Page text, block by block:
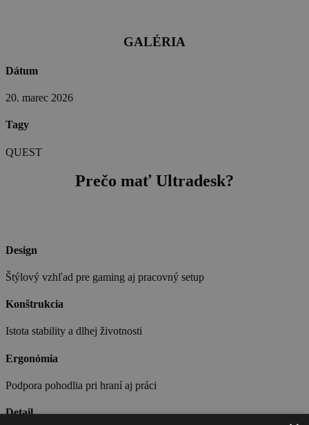
GALÉRIA
Dátum
20. marec 2026
Tagy
QUEST
Prečo mať Ultradesk?
Design
Štýlový vzhľad pre gaming aj pracovný setup
Konštrukcia
Istota stability a dlhej životnosti
Ergonómia
Podpora pohodlia pri hraní aj práci
Detail